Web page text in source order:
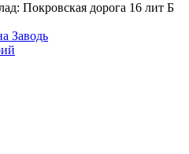
Покровская дорога 16 лит Б
Заводь